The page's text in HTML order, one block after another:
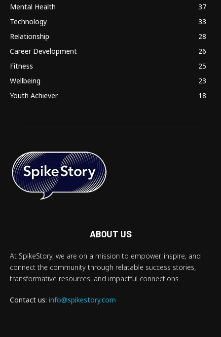
Mental Health
37
Technology
33
Relationship
28
Career Development
26
Fitness
25
Wellbeing
23
Youth Achiever
18
ABOUT US
At SpikeStory, we are on a mission to empower, inspire, and
connect the community through relatable success stories,
transformative resources, and impactful connections.
Contact us: info@spikestory.com